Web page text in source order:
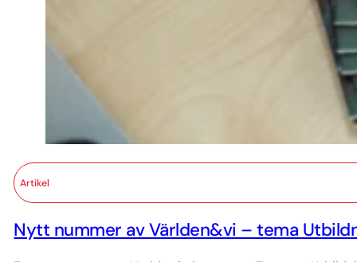
Artikel
Nytt nummer av Världen&vi – tema